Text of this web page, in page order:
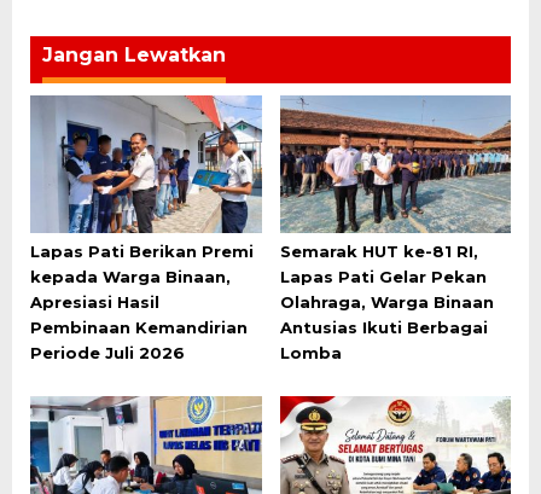
Jangan Lewatkan
Lapas Pati Berikan Premi
kepada Warga Binaan,
Apresiasi Hasil
Pembinaan Kemandirian
Periode Juli 2026
Semarak HUT ke-81 RI,
Lapas Pati Gelar Pekan
Olahraga, Warga Binaan
Antusias Ikuti Berbagai
Lomba